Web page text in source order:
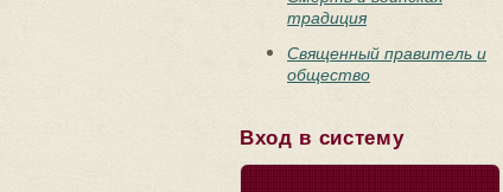
традиция
Священный правитель и
общество
Вход в систему